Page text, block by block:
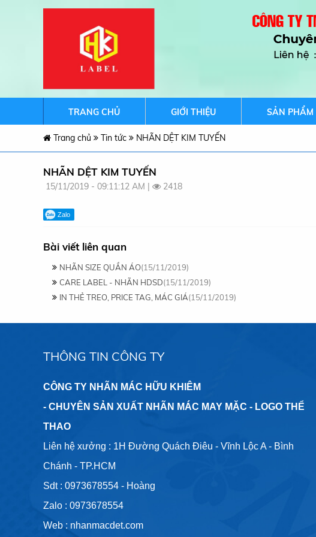
TRANG CHỦ GIỚI THIỆU SẢN PHẨM
Trang chủ Tin tức NHÃN DỆT KIM TUYẾN
NHÃN DỆT KIM TUYẾN
15/11/2019 - 09:11:12 AM | 2418
Zalo
Bài viết liên quan
NHÃN SIZE QUẦN ÁO(15/11/2019)
CARE LABEL - NHÃN HDSD(15/11/2019)
IN THẺ TREO, PRICE TAG, MÁC GIÁ(15/11/2019)
THÔNG TIN CÔNG TY
CÔNG TY NHÃN MÁC HỮU KHIÊM
- CHUYÊN SẢN XUẤT NHÃN MÁC MAY MẶC - LOGO THỂ
THAO
Liên hệ xưởng : 1H Đường Quách Điêu - Vĩnh Lộc A - Bình
Chánh - TP.HCM
Sdt : 0973678554 - Hoàng
Zalo : 0973678554
Web : nhanmacdet.com